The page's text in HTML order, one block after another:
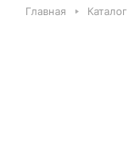
Главная Каталог